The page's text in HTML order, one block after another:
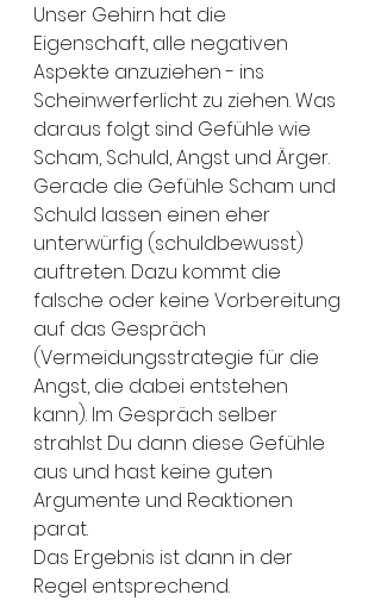
Unser Gehirn hat die
Eigenschaft, alle negativen
Aspekte anzuziehen - ins
Scheinwerferlicht zu ziehen. Was
daraus folgt sind Gefühle wie
Scham, Schuld, Angst und Ärger.
Gerade die Gefühle Scham und
Schuld lassen einen eher
unterwürfig (schuldbewusst)
auftreten. Dazu kommt die
falsche oder keine Vorbereitung
auf das Gespräch
(Vermeidungsstrategie für die
Angst, die dabei entstehen
kann). Im Gespräch selber
strahlst Du dann diese Gefühle
aus und hast keine guten
Argumente und Reaktionen
parat.
Das Ergebnis ist dann in der
Regel entsprechend.